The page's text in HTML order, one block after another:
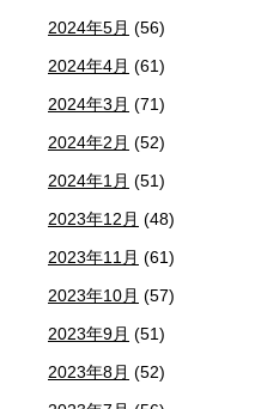
2024年5月 (56)
2024年4月 (61)
2024年3月 (71)
2024年2月 (52)
2024年1月 (51)
2023年12月 (48)
2023年11月 (61)
2023年10月 (57)
2023年9月 (51)
2023年8月 (52)